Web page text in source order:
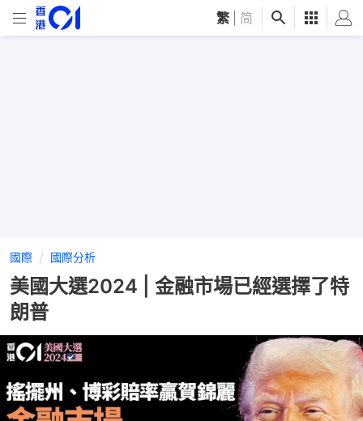
繁 简
國際 國際分析
美國大選2024 | 金融市場已經選擇了特
朗普